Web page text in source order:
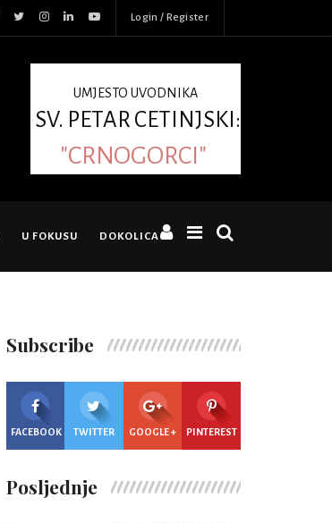
Login / Register
UMJESTO UVODNIKA
SV. PETAR CETINJSKI:
"CRNOGORCI"
U FOKUSU DOKOLICA
Subscribe
FACEBOOK TWITTER GOOGLE + PINTEREST
Posljednje